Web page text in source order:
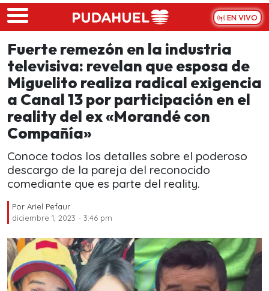
Skip to main content
EN VIVO
Fuerte remezón en la industria
televisiva: revelan que esposa de
Miguelito realiza radical exigencia
a Canal 13 por participación en el
reality del ex «Morandé con
Compañía»
Conoce todos los detalles sobre el poderoso
descargo de la pareja del reconocido
comediante que es parte del reality.
Por Ariel Pefaur
diciembre 1, 2023 - 3:46 pm